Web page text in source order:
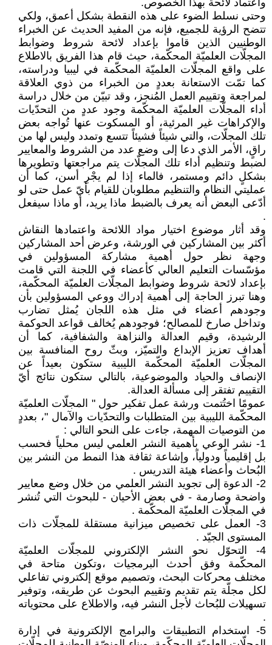
واعتماد لائحة بهذا الخصوص.
وحتى نسلط الضوء على هذه النقطة بشكل أعمق، ولكي
تتضح الرؤية للجميع، فإنه من المفيد الحديث عن الخبراء
الوطنيين الذين قاموا بإعداد لائحة شروط وضوابط
المجلّات العلميّة المحكّمة، حيث قام هذا الفريق بالاطلاع
على واقع المجلّات العلميّة المحكّمة في ليبيا ودراسته،
كما تمّت الاستعانة بعددٍ من الخبراء من ذوي العلاقة
لمراجعة وتقييم العمل المُنجز، وقد تبيّن من خلال دراسة
أداء المجلّات العلميّة المحكّمة وجود عددٍ من التحدّيات
والإكراهات غير المرئية، أو المسكوت عنها تُواجه بعض
تلك المجلّات، والتي شيئاً فشيئاً تتسع وتمدد وليس لها من
راقٍ، الأمر الذي دعا إلى وضع عدد من الشروط والمعايير
لضبط وتنظيم أداء تلك المجلّات يتم مراجعتها وتطويرها
بشكلٍ دائم ومستمر، فالماء إذا لم يجْرِ أسن، كما أن
عمليتي النظام والتنظيم مطلوبان للقيام بأيّ عمل حتى لو
أدّعى البعض أنه يعرف بالضبط ماذا يريد، أو ماذا سيفعل
.
وقد أثار موضوع اختيار مواد اللائحة واعتمادها النقاش
أكثر بين المشاركين في الورشة، وعرض أحد المشاركين
وجهة نظر حول أهمية مشاركة المسؤولين في
مؤسّسات التعليم العالي كأعضاء في اللجنة التي قامت
بإعداد لائحة شروط وضوابط المجلّات العلميّة المحكّمة،
وهنا تبرز الحاجة إلى أهمية إدراك ووعي المسؤولين بأن
وجودهم أعضاء في مثل هذه اللجان يُمثل تضارب
وتداخل صارخ للمصالح؛ فوجودهم يُخالف قواعد الحوكمة
الرشيدة، وقيم العدالة والنزاهة والشفافية، كما أن
أهداف تعزيز الإبداع والتميّز، وبثّ روح المنافسة بين
المجلّات العلميّة المحكّمة الليبية ستكون بعيداً عن
الإنصاف والحياد والموضوعية، بالتالي ستكون نتائج أيّ
التقييم تفتقر إلى مسألة العدالة.
عمومًا اختُتمت ورشة عمل تفكير حول " المجلّات العلميّة
المحكّمة الليبية بين المتطلبات والتحدّيات والآمال "، بعددٍ
من التوصيات المهمة، جاءت على النحو التالي :
1- نشر الوعي بأهمية النشر العلمي ليس محلياً فحسب
بل إقليمياً ودولياً، وإشاعة ثقافة هذا النمط من النشر بين
البُحاث وأعضاء هيئة التدريس .
2- الدعوة إلى تجويد النشر العلمي من خلال وضع معايير
واضحة وصارمة - في بعض الأحيان - للبحوث التي تُنشر
في المجلّات العلميّة المحكّمة .
3- العمل على تخصيص ميزانية مستقلة للمجلّات ذات
المستوى الجيّد .
4- التحوّل نحو النشر الإلكتروني للمجلّات العلميّة
المحكّمة وفق أحدث البرمجيات ،وتكون متاحة في
مختلف محركات البحث، وتصميم موقع إلكتروني تفاعلي
لكل مجلّة يتم تقديم وتقييم البحوث عن طريقه، وتوفير
تسهيلات للبُحاث لأجل النشر فيه، والاطلاع على محتوياته
.
5- استخدام التطبيقات والبرامج الإلكترونية في إدارة